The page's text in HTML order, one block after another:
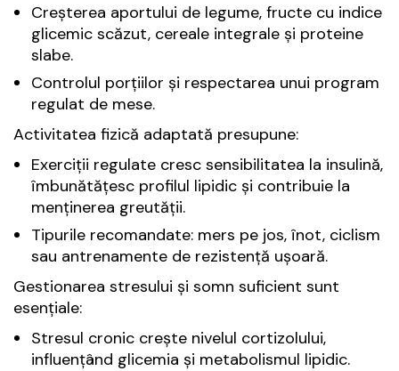
Creșterea aportului de legume, fructe cu indice
glicemic scăzut, cereale integrale și proteine
slabe.
Controlul porțiilor și respectarea unui program
regulat de mese.
Activitatea fizică adaptată presupune:
Exerciții regulate cresc sensibilitatea la insulină,
îmbunătățesc profilul lipidic și contribuie la
menținerea greutății.
Tipurile recomandate: mers pe jos, înot, ciclism
sau antrenamente de rezistență ușoară.
Gestionarea stresului și somn suficient sunt
esențiale:
Stresul cronic crește nivelul cortizolului,
influențând glicemia și metabolismul lipidic.